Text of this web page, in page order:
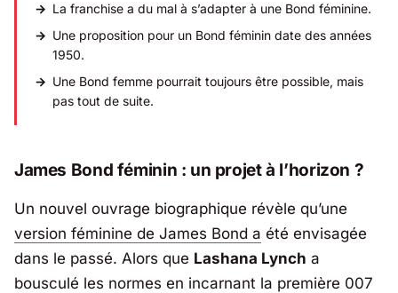
La franchise a du mal à s’adapter à une Bond féminine.
Une proposition pour un Bond féminin date des années
1950.
Une Bond femme pourrait toujours être possible, mais
pas tout de suite.
James Bond féminin : un projet à l’horizon ?
Un nouvel ouvrage biographique révèle qu’une
version féminine de James Bond a été envisagée
dans le passé. Alors que Lashana Lynch a
bousculé les normes en incarnant la première 007